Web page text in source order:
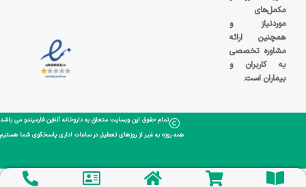
مکمل‌های
موردنیاز و
همچنین ارائه
مشاوره تخصصی
به کاربران و
بیماران است.
تمام حقوق این وبسایت متعلق به داروخانه آنلاین فارمیندو می باشد
همه روزه به غیر از روزهای تعطیل در ساعات اداری پاسخگوی شما هستیم